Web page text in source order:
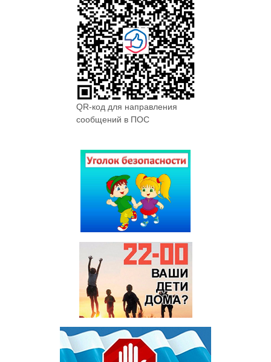
QR-код для направления
сообщений в ПОС